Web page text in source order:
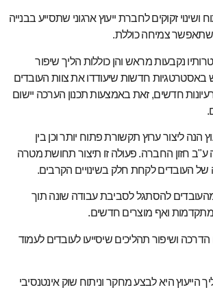
ושינוי זקוקים לחברת ייעוץ ארגוני שתסייע בבנייה
שתאפשר צמיחה כוללת.
נקבעות מראש והן כוללות הליך שיפור
חדשות שיעודדו את צוות העובדים
חדשים, זאת באמצעות תכנון הערכה יישום
הנה ליצור ערוץ תקשורת פתוח יותר וכן בין
ע"ב חזון החברה. פעולה זו תיצור תחושת מטרה
של העובדים לקחת חלק בשינויים הקרבים.
להסתגל לסביבת עבודה שונה תוך
ואף מוצרים חדשים.
הדרכה ושיפור תהליכים שיסייעו לעובדים לעמוד
היא לבצע מחקר וניתוח שוק אינטנסיבי